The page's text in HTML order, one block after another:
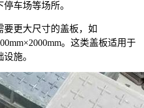
车场等场所。
要更大尺寸的盖板，如
。这类盖板适用于
施。